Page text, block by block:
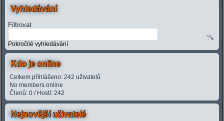
Vyhledávání
Filtrovat
Pokročilé vyhledávání
Kdo je online
Celkem přihlášeno: 242 uživatelů
No members online
Členů: 0 / Hostí: 242
Nejnovější uživatelé